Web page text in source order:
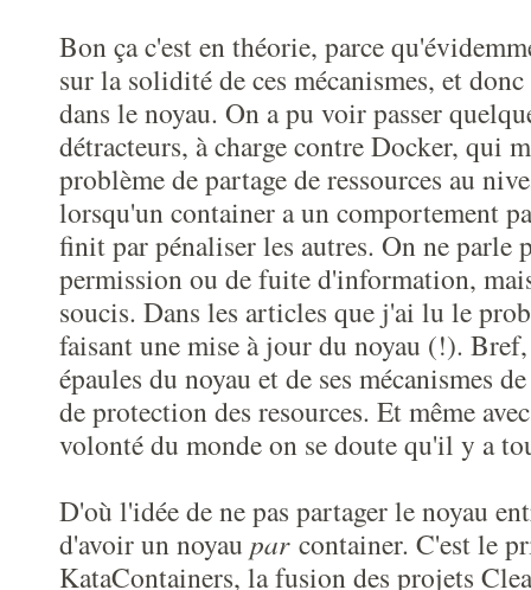
Bon ça c'est en théorie, parce
sur la solidité de ces mécanismes, et
dans le noyau. On a pu voir passer
détracteurs, à charge contre Docker, qui
problème de partage de ressources au
lorsqu'un container a un comportement
finit par pénaliser les autres. On ne parle
permission ou de fuite d'information,
soucis. Dans les articles que j'ai lu le
faisant une mise à jour du noyau (!).
épaules du noyau et de ses mécanismes
de protection des resources. Et même
volonté du monde on se doute qu'il y a
D'où l'idée de ne pas partager le noyau
d'avoir un noyau parcontainer. C'est le
KataContainers, la fusion des projets